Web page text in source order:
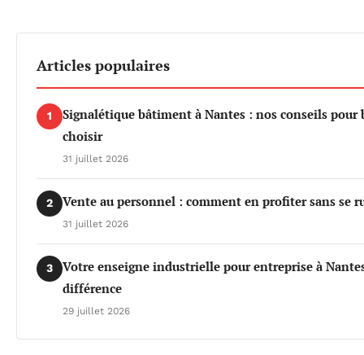
Articles populaires
1
Signalétique bâtiment à Nantes : nos conseils pour
choisir
31 juillet 2026
2 Vente au personnel : comment en profiter sans se
31 juillet 2026
3
Votre enseigne industrielle pour entreprise à
différence
29 juillet 2026